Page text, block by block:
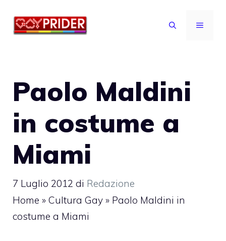
MENU
Paolo Maldini
in costume a
Miami
7 Luglio 2012 di Redazione
Home » Cultura Gay » Paolo Maldini in
costume a Miami